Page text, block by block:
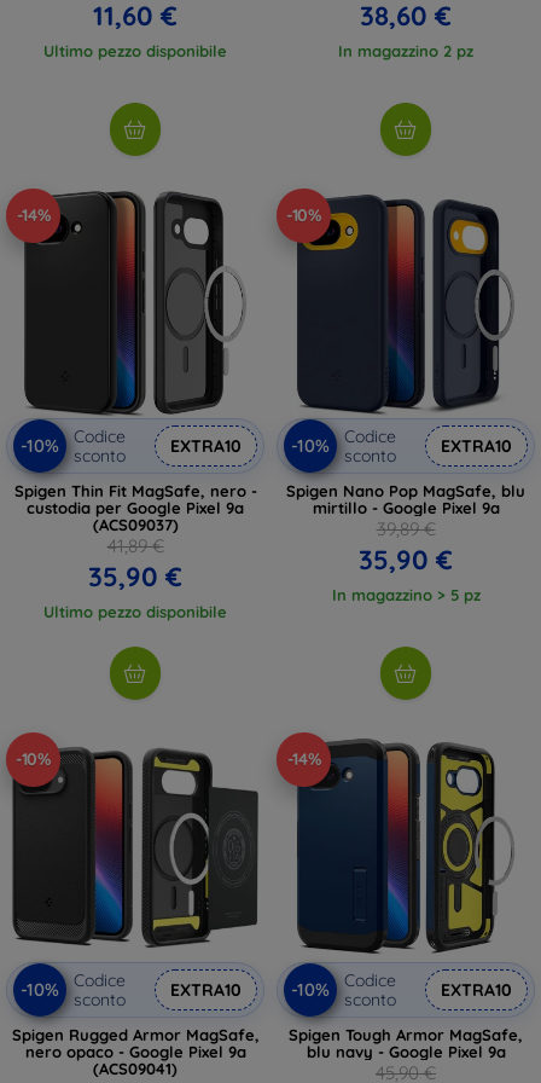
11,60 €
Ultimo pezzo disponibile
38,60 €
In magazzino 2 pz
-14%
-10%
Codice
sconto
EXTRA10
Spigen Thin Fit MagSafe, nero -
custodia per Google Pixel 9a
(ACS09037)
41,89 €
35,90 €
Ultimo pezzo disponibile
-10%
-10%
Codice
sconto
EXTRA10
Spigen Nano Pop MagSafe, blu
mirtillo - Google Pixel 9a
39,89 €
35,90 €
In magazzino > 5 pz
-10%
-10%
Codice
sconto
EXTRA10
Spigen Rugged Armor MagSafe,
nero opaco - Google Pixel 9a
(ACS09041)
-14%
-10%
Codice
sconto
EXTRA10
Spigen Tough Armor MagSafe,
blu navy - Google Pixel 9a
45,90 €